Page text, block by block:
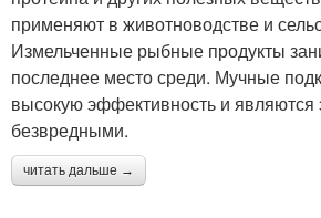
применяют в животноводстве и
Измельченные рыбные продукты
последнее место среди. Мучные
высокую эффективность и являются
безвредными.
читать дальше →